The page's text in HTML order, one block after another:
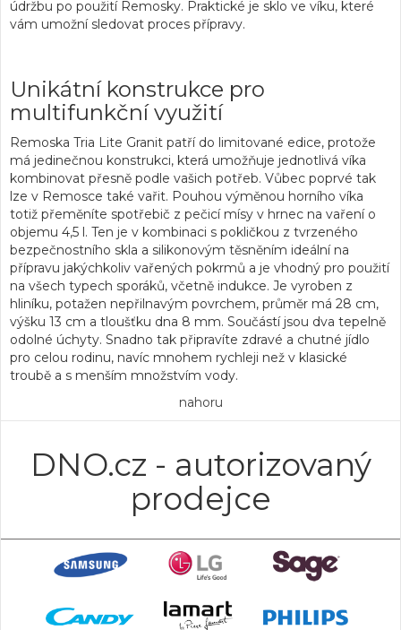
údržbu po použití Remosky. Praktické je sklo ve víku, které
vám umožní sledovat proces přípravy.
Unikátní konstrukce pro
multifunkční využití
Remoska Tria Lite Granit patří do limitované edice, protože
má jedinečnou konstrukci, která umožňuje jednotlivá víka
kombinovat přesně podle vašich potřeb. Vůbec poprvé tak
lze v Remosce také vařit. Pouhou výměnou horního víka
totiž přeměníte spotřebič z pečicí mísy v hrnec na vařenío
objemu 4,5 l. Ten je v kombinaci s pokličkou z tvrzeného
bezpečnostního skla a silikonovým těsněním ideální na
přípravu jakýchkoliv vařených pokrmů a je vhodný pro použití
na všech typech sporáků, včetně indukce. Je vyroben z
hliníku, potažen nepřilnavým povrchem, průměr má 28 cm,
výšku 13 cm a tloušťku dna 8 mm. Součástí jsou dva tepelně
odolné úchyty. Snadno tak připravíte zdravé a chutné jídlo
pro celou rodinu, navíc mnohem rychleji než v klasické
troubě a s menším množstvím vody.
nahoru
DNO.cz - autorizovaný
prodejce